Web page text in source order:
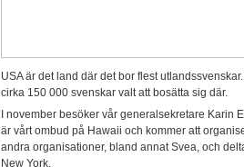
USA är det land där det bor flest
cirka 150 000 svenskar valt att bosätta sig där.
I november besöker vår generalsekretare Karin
är vårt ombud på Hawaii och kommer att
andra organisationer, bland annat Svea, och
New York.